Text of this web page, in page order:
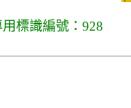
用標識編號：928